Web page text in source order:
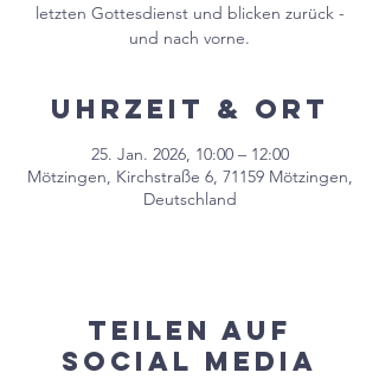
letzten Gottesdienst und blicken zurück -
und nach vorne.
Uhrzeit & Ort
25. Jan. 2026, 10:00 – 12:00
Mötzingen, Kirchstraße 6, 71159 Mötzingen,
Deutschland
Teilen auf
Social Media